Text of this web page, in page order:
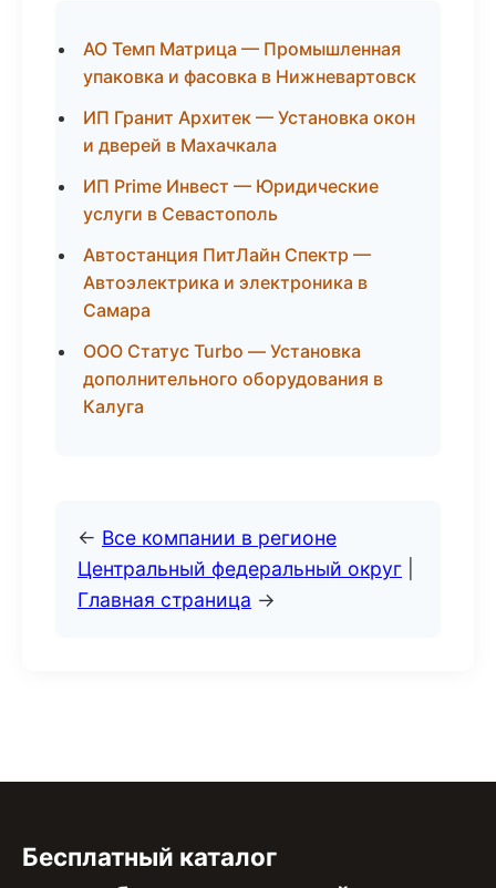
АО Темп Матрица — Промышленная
упаковка и фасовка в Нижневартовск
ИП Гранит Архитек — Установка окон
и дверей в Махачкала
ИП Prime Инвест — Юридические
услуги в Севастополь
Автостанция ПитЛайн Спектр —
Автоэлектрика и электроника в
Самара
ООО Статус Turbo — Установка
дополнительного оборудования в
Калуга
← Все компании в регионе
Центральный федеральный округ
Главная страница →
Бесплатный каталог